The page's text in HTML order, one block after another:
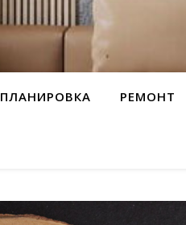
ПЛАНИРОВКА РЕМОНТ